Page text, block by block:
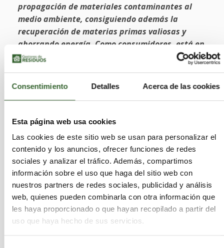
Consentimiento Detalles Acerca de las cookies
Esta página web usa cookies
Las cookies de este sitio web se usan para personalizar el
contenido y los anuncios, ofrecer funciones de redes
sociales y analizar el tráfico. Además, compartimos
información sobre el uso que haga del sitio web con
nuestros partners de redes sociales, publicidad y análisis
web, quienes pueden combinarla con otra información que
les haya proporcionado o que hayan recopilado a partir del
uso que haya hecho de sus servicios.
propagación de materiales contaminantes al
medio ambiente, consiguiendo además la
recuperación de materias primas valiosas y
ahorrando energía. Como consumidores, está en
nuestra mano garantizar este aprovechamiento
específicos y evitar que acaben en vertederos o
Día Mundial del Reciclaje
, Ecopilas destaca la
gran concienciación ciudadana que existe en
España en torno al reciclaje de pilas, y el esfuerzo
realizado para convertirse en uno de los países
europeos con ratios más altos de recogida de
estos residuos.